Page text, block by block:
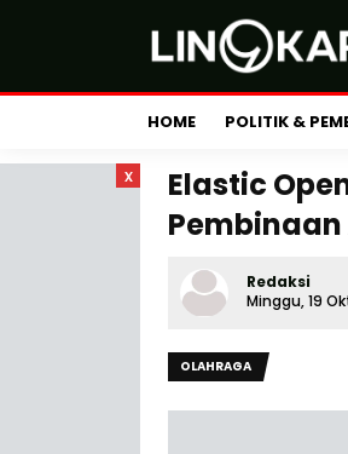
HOME POLITIK &
x
Elastic
Redaksi
Minggu, 19
OLAHRAGA